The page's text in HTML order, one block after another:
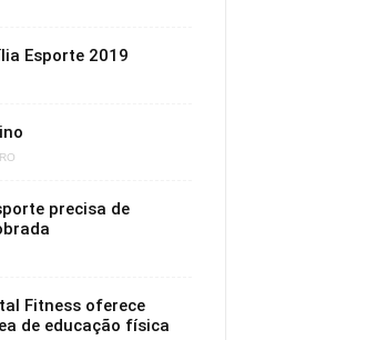
Esporte 2019
precisa de
Fitness oferece
de educação física